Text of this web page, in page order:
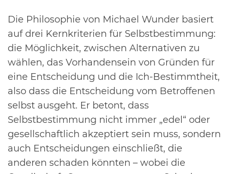
Die Philosophie von Michael Wunder basiert
auf drei Kernkriterien für Selbstbestimmung:
die Möglichkeit, zwischen Alternativen zu
wählen, das Vorhandensein von Gründen für
eine Entscheidung und die Ich-Bestimmtheit,
also dass die Entscheidung vom Betroffenen
selbst ausgeht. Er betont, dass
Selbstbestimmung nicht immer „edel“ oder
gesellschaftlich akzeptiert sein muss, sondern
auch Entscheidungen einschließt, die
anderen schaden könnten – wobei die